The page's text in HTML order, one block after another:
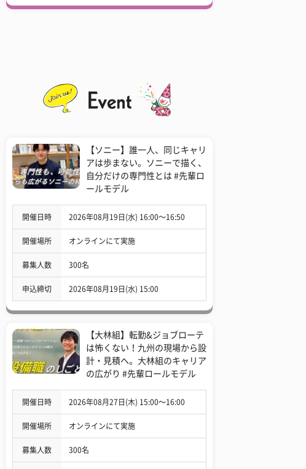
【ソニー】誰一人、同じキャリ
アは歩まない。ソニーで描く、
自分だけの専門性とは #先輩ロ
ールモデル
開催日時 2026年08月19日(水) 16:00〜16:50
開催場所 オンラインにて実施
募集人数 300名
申込締切 2026年08月19日(水) 15:00
【大林組】転勤&ジョブローテ
は怖くない！九州の現場から設
計・見積へ。大林組のキャリア
の広がり #先輩ロールモデル
開催日時 2026年08月27日(木) 15:00〜16:00
開催場所 オンラインにて実施
募集人数 300名